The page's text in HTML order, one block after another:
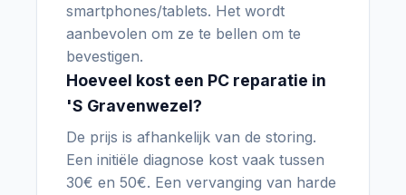
smartphones/tablets. Het wordt
aanbevolen om ze te bellen om te
bevestigen.
Hoeveel kost een PC reparatie in
'S Gravenwezel?
De prijs is afhankelijk van de storing.
Een initiële diagnose kost vaak tussen
30€ en 50€. Een vervanging van harde